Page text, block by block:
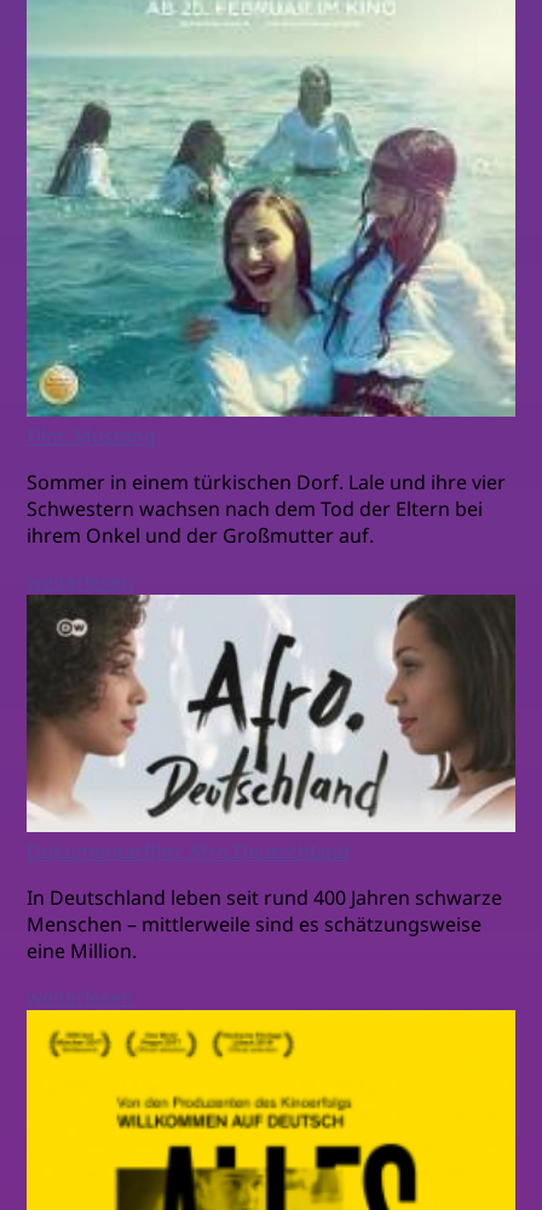
Film: Mustang
Sommer in einem türkischen Dorf. Lale und ihre vier
Schwestern wachsen nach dem Tod der Eltern bei
ihrem Onkel und der Großmutter auf.
weiterlesen
Dokumentarfilm: Afro.Deutschland
In Deutschland leben seit rund 400 Jahren schwarze
Menschen – mittlerweile sind es schätzungsweise
eine Million.
weiterlesen